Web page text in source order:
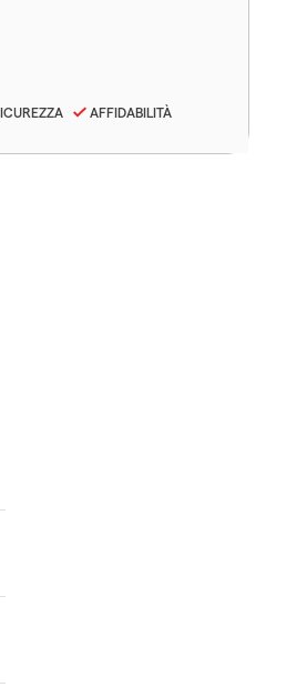
AFFIDABILITÀ